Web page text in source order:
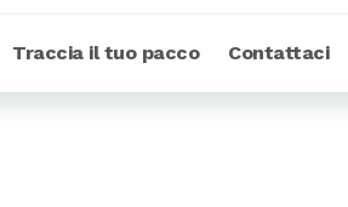
Traccia il tuo pacco Contattaci